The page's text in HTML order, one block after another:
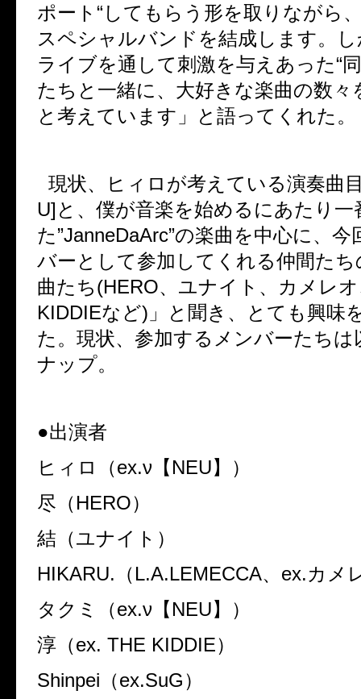
ポート “ してもらう形を取りながら
スペシャルバンドを結成します。
ライブを通して刺激を与えあった“
たちと一緒に、大好きな楽曲の数々
と考えています」と語ってくれた。
現状、ヒィロが考えている演奏曲
U] と、僕が音楽を始めるにあたり一
た”JanneDaArc”の楽曲を中心に、今
バーとして参加してくれる仲間た
曲たち(HERO、ユナイト、カメレ
KIDDIEなど) 」と聞き、とても興味
た。現状、参加するメンバーたちは
ナップ。
●出演者
ヒィロ（ex.ν 【NEU】）
尽（HERO）
結（ユナイト）
HIKARU. （L.A.LEMECCA、 ex.カメ
タクミ（ex.ν 【NEU】）
淳（ex. THE KIDDIE）
Shinpei （ex.SuG）